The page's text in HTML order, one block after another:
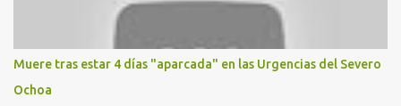
estadio municipal de Butarque) y caminos entre el estadio y Plaza
Nueva. Otro lugar: Escombrera de Polvoranca, entre Leganés y
Móstoles También en el parque de la Hispanidad, situado frente a
la Policía Local de Leganés de la calle Chile, 1, y junto al
cementerio de Butarque". Más información
Muere tras estar 4 días "aparcada" en las Urgencias del Severo
Ochoa